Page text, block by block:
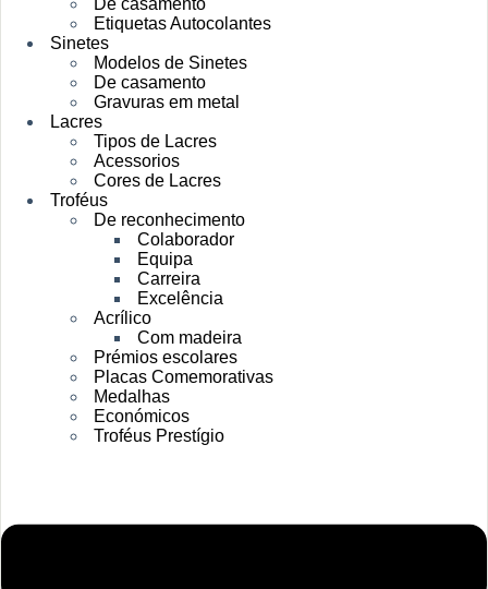
De casamento
Etiquetas Autocolantes
Sinetes
Modelos de Sinetes
De casamento
Gravuras em metal
Lacres
Tipos de Lacres
Acessorios
Cores de Lacres
Troféus
De reconhecimento
Colaborador
Equipa
Carreira
Excelência
Acrílico
Com madeira
Prémios escolares
Placas Comemorativas
Medalhas
Económicos
Troféus Prestígio